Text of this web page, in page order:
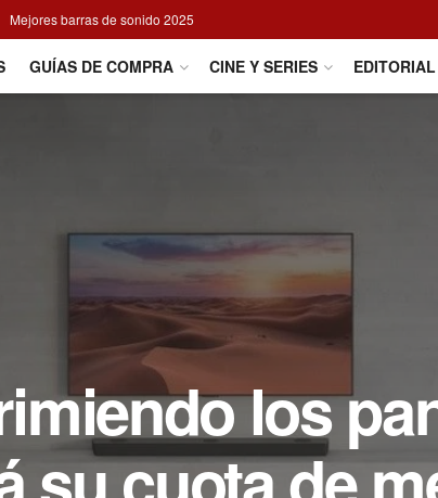
Mejores barras de sonido 2025
GUÍAS DE COMPRA CINE Y SERIES EDITORIAL
los